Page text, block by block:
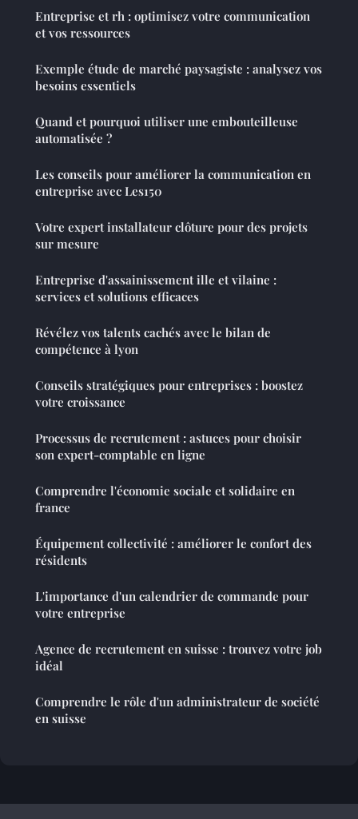
Entreprise et rh : optimisez votre communication
et vos ressources
Exemple étude de marché paysagiste : analysez vos
besoins essentiels
Quand et pourquoi utiliser une embouteilleuse
automatisée ?
Les conseils pour améliorer la communication en
entreprise avec Les150
Votre expert installateur clôture pour des projets
sur mesure
Entreprise d'assainissement ille et vilaine :
services et solutions efficaces
Révélez vos talents cachés avec le bilan de
compétence à lyon
Conseils stratégiques pour entreprises : boostez
votre croissance
Processus de recrutement : astuces pour choisir
son expert-comptable en ligne
Comprendre l'économie sociale et solidaire en
france
Équipement collectivité : améliorer le confort des
résidents
L'importance d'un calendrier de commande pour
votre entreprise
Agence de recrutement en suisse : trouvez votre job
idéal
Comprendre le rôle d'un administrateur de société
en suisse